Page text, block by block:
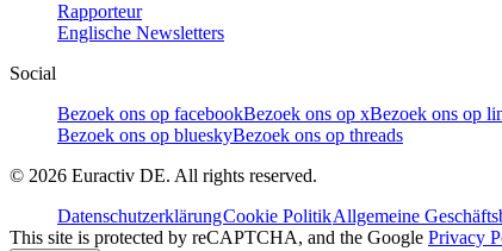
Rapporteur
Englische Newsletters
Social
Bezoek ons op facebookBezoek ons op xBezoek ons op
Bezoek ons op blueskyBezoek ons op threads
© 2026 Euractiv DE. All rights reserved.
DatenschutzerklärungCookie PolitikAllgemeine
This site is protected by reCAPTCHA, and the Google Privacy